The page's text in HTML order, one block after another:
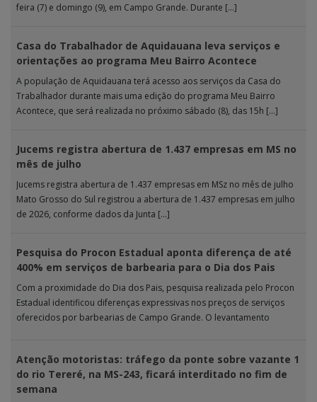
feira (7) e domingo (9), em Campo Grande. Durante […]
Casa do Trabalhador de Aquidauana leva serviços e
orientações ao programa Meu Bairro Acontece
A população de Aquidauana terá acesso aos serviços da Casa do
Trabalhador durante mais uma edição do programa Meu Bairro
Acontece, que será realizada no próximo sábado (8), das 15h […]
Jucems registra abertura de 1.437 empresas em MS no
mês de julho
Jucems registra abertura de 1.437 empresas em MSz no mês de julho
Mato Grosso do Sul registrou a abertura de 1.437 empresas em julho
de 2026, conforme dados da Junta […]
Pesquisa do Procon Estadual aponta diferença de até
400% em serviços de barbearia para o Dia dos Pais
Com a proximidade do Dia dos Pais, pesquisa realizada pelo Procon
Estadual identificou diferenças expressivas nos preços de serviços
oferecidos por barbearias de Campo Grande. O levantamento
Atenção motoristas: tráfego da ponte sobre vazante 1
do rio Tereré, na MS-243, ficará interditado no fim de
semana